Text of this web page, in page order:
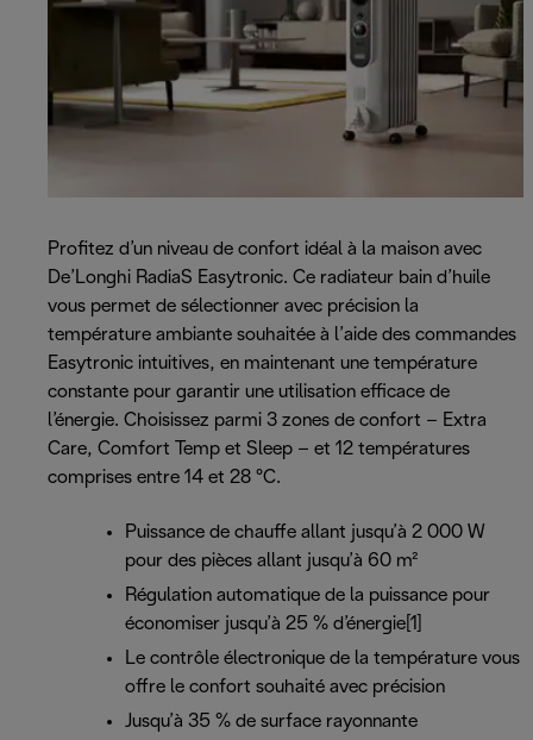
Profitez d’un niveau de confort idéal à la maison avec
De’Longhi RadiaS Easytronic. Ce radiateur bain d’huile
vous permet de sélectionner avec précision la
température ambiante souhaitée à l’aide des commandes
Easytronic intuitives, en maintenant une température
constante pour garantir une utilisation efficace de
l’énergie. Choisissez parmi 3 zones de confort – Extra
Care, Comfort Temp et Sleep – et 12 températures
comprises entre 14 et 28 °C.
Puissance de chauffe allant jusqu’à 2 000 W
pour des pièces allant jusqu’à 60 m²
Régulation automatique de la puissance pour
économiser jusqu’à 25 % d’énergie[1]
Le contrôle électronique de la température vous
offre le confort souhaité avec précision
Jusqu’à 35 % de surface rayonnante